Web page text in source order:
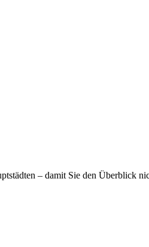
– damit Sie den Überblick